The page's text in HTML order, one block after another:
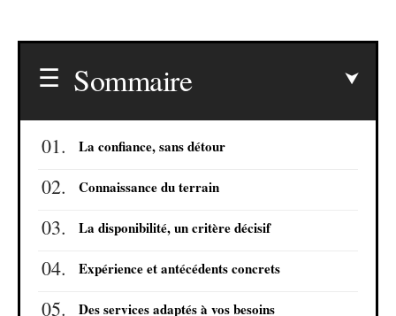
Sommaire
La confiance, sans détour
Connaissance du terrain
La disponibilité, un critère décisif
Expérience et antécédents concrets
Des services adaptés à vos besoins